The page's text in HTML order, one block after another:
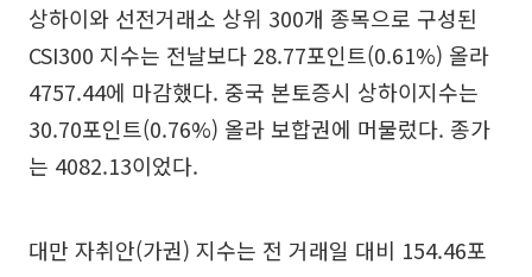
상하이와 선전거래소 상위 300개 종목으로 구성된
CSI300 지수는 전날보다 28.77포인트(0.61%) 올라
4757.44에 마감했다. 중국 본토증시 상하이지수는
30.70포인트(0.76%) 올라 보합권에 머물렀다. 종가
는 4082.13이었다.
대만 자취안(가권) 지수는 전 거래일 대비 154.46포